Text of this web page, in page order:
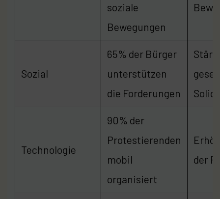
soziale
Bewegungen
Sozial
65% der Bürger
unterstützen
die Forderungen
Technologie
90% der
Protestierenden
mobil
organisiert
der